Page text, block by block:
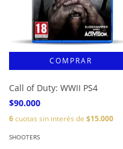
Call of Duty: WWII PS4
$90.000
6cuotas sin interés de $15.000
SHOOTERS